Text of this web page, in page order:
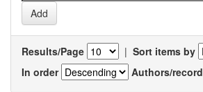
Results/Page | Sort items by
In order
Authors/record